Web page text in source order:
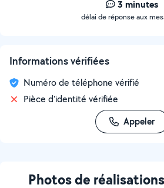
3 minutes
délai de réponse aux
Informations vérifiées
Numéro de téléphone vérifié
Pièce d'identité vérifiée
Appeler
Photos de